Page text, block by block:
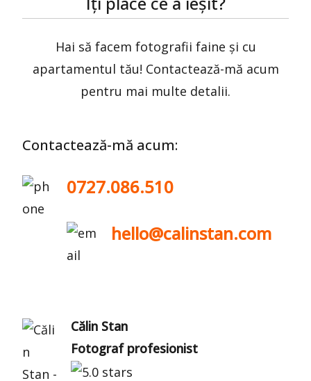
Hai să facem fotografii faine și cu
apartamentul tău! Contactează-mă acum
pentru mai multe detalii.
Contactează-mă acum:
0727.086.510
hello@calinstan.com
Călin Stan
Fotograf profesionist